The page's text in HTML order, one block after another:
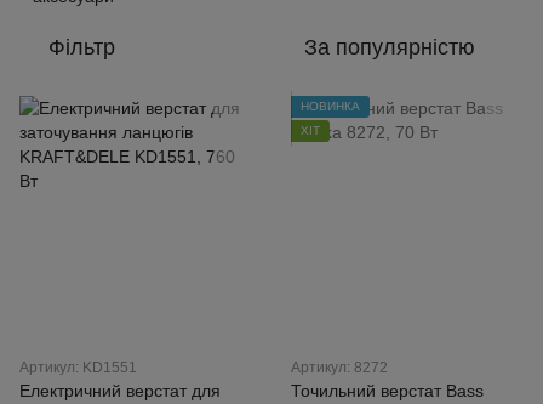
Фільтр За популярністю
Артикул: KD1551
Електричний верстат для
НОВИНКА
ХІТ
Артикул: 8272
Точильний верстат Bass